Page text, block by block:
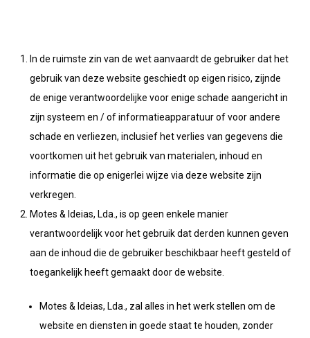
In de ruimste zin van de wet aanvaardt de gebruiker dat het
gebruik van deze website geschiedt op eigen risico, zijnde
de enige verantwoordelijke voor enige schade aangericht in
zijn systeem en / of informatieapparatuur of voor andere
schade en verliezen, inclusief het verlies van gegevens die
voortkomen uit het gebruik van materialen, inhoud en
informatie die op enigerlei wijze via deze website zijn
verkregen.
Motes & Ideias, Lda., is op geen enkele manier
verantwoordelijk voor het gebruik dat derden kunnen geven
aan de inhoud die de gebruiker beschikbaar heeft gesteld of
toegankelijk heeft gemaakt door de website.
Motes & Ideias, Lda., zal alles in het werk stellen om de
website en diensten in goede staat te houden, zonder